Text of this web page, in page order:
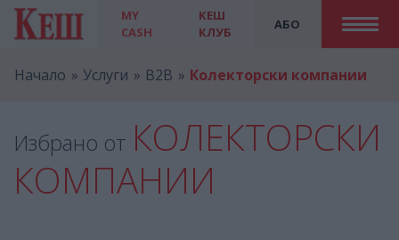
MY
CASH
АБО
КЕШ
КЛУБ
Начало Услуги B2B Колекторски компании
Избрано от КОЛЕКТОРСКИ
КОМПАНИИ